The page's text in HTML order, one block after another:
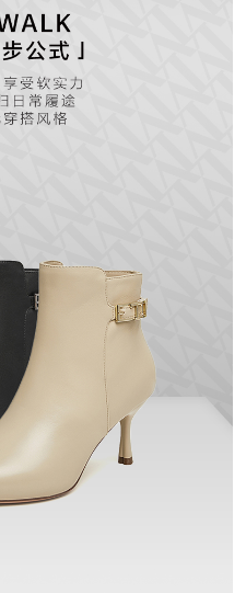
跟高范围：高跟鞋（6-8CM）
生产/经销/进口厂家：丽荣鞋业（深